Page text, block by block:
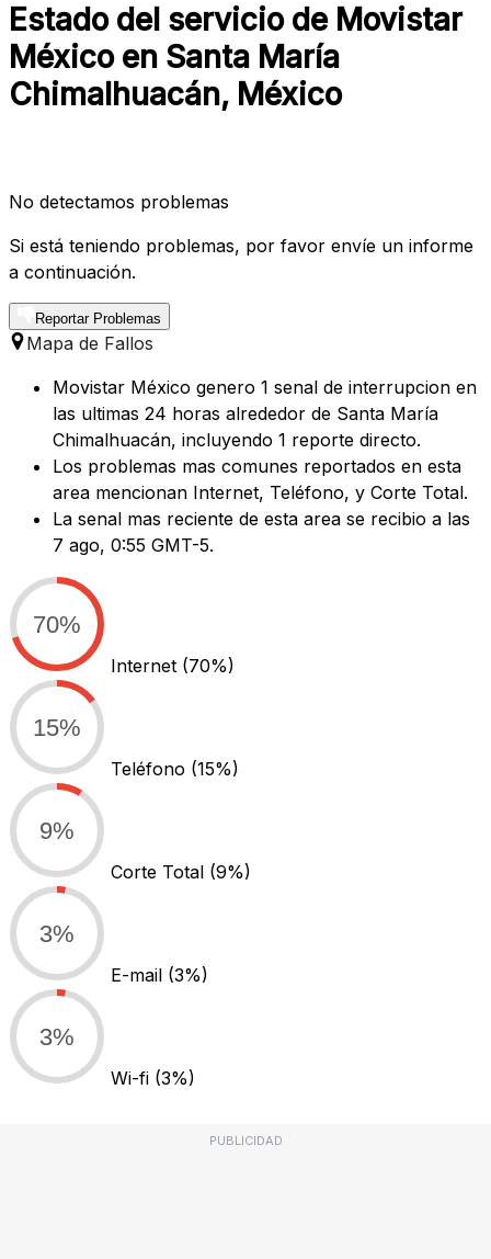
Estado del servicio de Movistar
México en Santa María
Chimalhuacán, México
No detectamos problemas
Si está teniendo problemas, por favor envíe un informe
a continuación.
Reportar Problemas
Mapa de Fallos
Movistar México genero 1 senal de interrupcion en
las ultimas 24 horas alrededor de Santa María
Chimalhuacán, incluyendo 1 reporte directo.
Los problemas mas comunes reportados en esta
area mencionan Internet, Teléfono, y Corte Total.
La senal mas reciente de esta area se recibio a las
7 ago, 0:55 GMT-5.
70%
Internet (70%)
15%
Teléfono (15%)
9%
Corte Total (9%)
3%
E-mail (3%)
3%
Wi-fi (3%)
PUBLICIDAD